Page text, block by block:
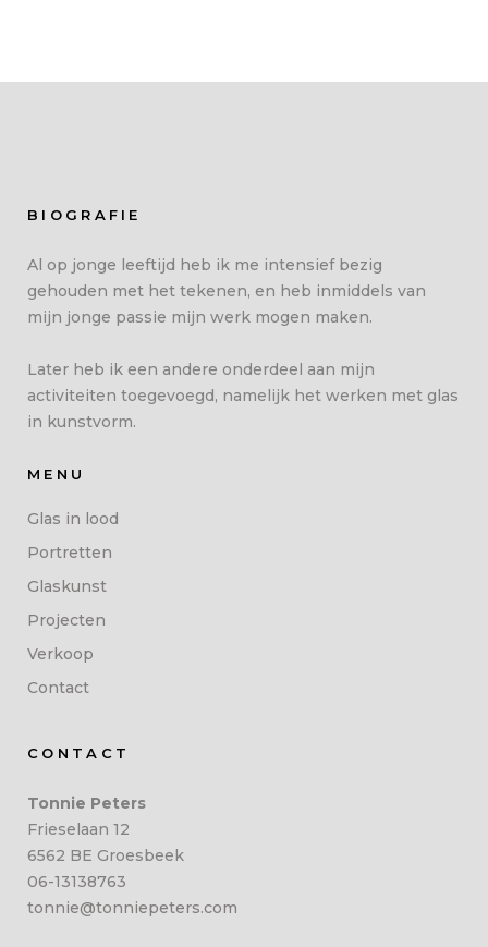
BIOGRAFIE
Al op jonge leeftijd heb ik me intensief bezig
gehouden met het tekenen, en heb inmiddels van
mijn jonge passie mijn werk mogen maken.
Later heb ik een andere onderdeel aan mijn
activiteiten toegevoegd, namelijk het werken met glas
in kunstvorm.
MENU
Glas in lood
Portretten
Glaskunst
Projecten
Verkoop
Contact
CONTACT
Tonnie Peters
Frieselaan 12
6562 BE Groesbeek
06-13138763
tonnie@tonniepeters.com